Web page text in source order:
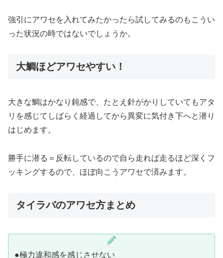
強引にアワセを入れてみたかったら試してみるのもこうい
った状況の時ではないでしょうか。
大鯛ほどアワセやすい！
大きな鯛はかなり鈍感で、たとえ針がかりしていてもアタ
リを感じてしばらく経過してから異変に気付き下へと潜り
はじめます。
勝手に潜る＝反転しているので自ら走れば走るほど深くフ
ッキングするので、ほぼ向こうアワセで済みます。
タイラバのアワセ方まとめ
●極力違和感を感じさせない